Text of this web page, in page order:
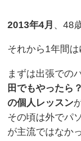
2013年4月 、48
それから1年間は
まずは出張での
田でもやったら？
の個人レッスン
その頃は外でパ
が主流ではなか